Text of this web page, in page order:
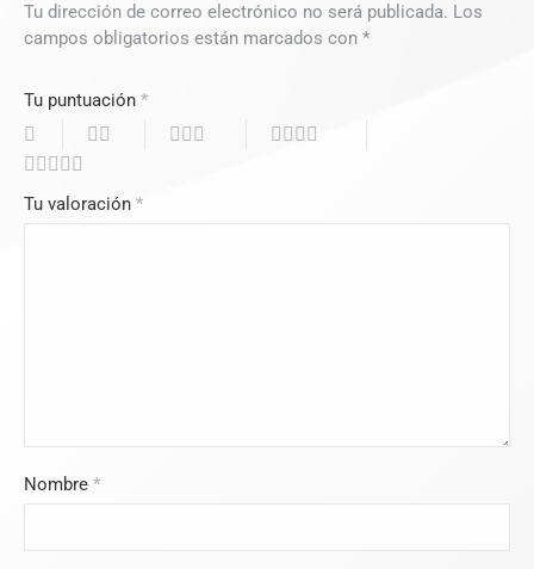
Tu dirección de correo electrónico no será publicada. Los
campos obligatorios están marcados con *
Tu puntuación *
Tu valoración *
Nombre *